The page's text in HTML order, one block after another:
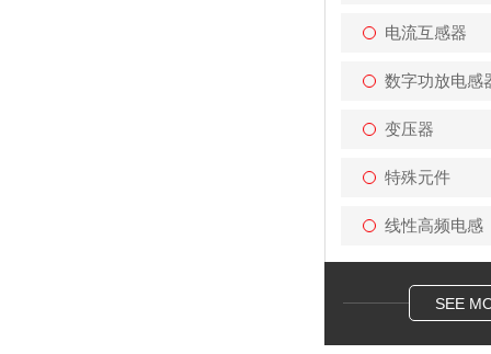
电流互感器
数字功放电感
变压器
特殊元件
线性高频电感
SEE